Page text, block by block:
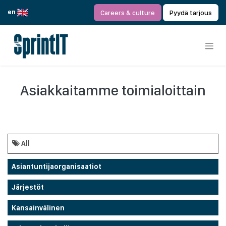
en
Careers & culture Pyydä tarjous
Asiakkaitamme toimialoittain
All
Asiantuntijaorganisaatiot
Järjestöt
Kansainvälinen